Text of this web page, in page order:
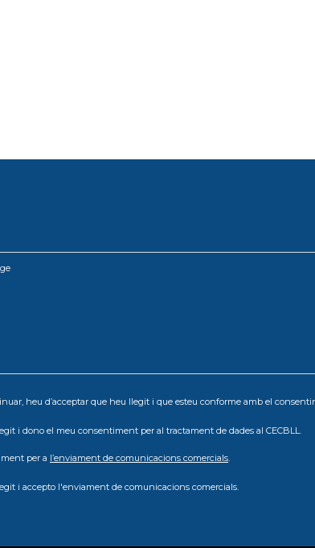
heu d’acceptar que heu llegit i que esteu conforme amb el
i dono el meu consentiment per al tractament de dades al CECBLL.
per a l’enviament de comunicacions comercials.
i accepto l'enviament de comunicacions comercials.